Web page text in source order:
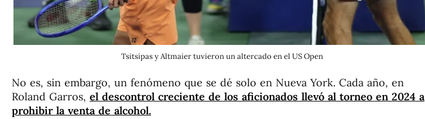
Tsitsipas y Altmaier tuvieron un altercado en el US Open
No es, sin embargo, un fenómeno que se dé solo en Nueva York. Cada año, en
Roland Garros, el descontrol creciente de los aficionados llevó al torneo en 2024 a
prohibir la venta de alcohol.